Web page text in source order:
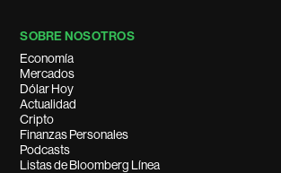
SOBRE NOSOTROS
Economía
Mercados
Dólar Hoy
Actualidad
Cripto
Finanzas Personales
Podcasts
Listas de Bloomberg Línea